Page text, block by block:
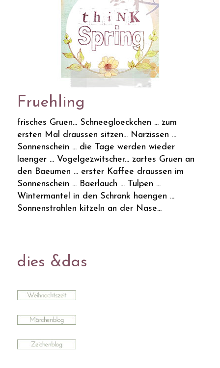
Fruehling
frisches Gruen... Schneegloeckchen ... zum
ersten Mal draussen sitzen... Narzissen ...
Sonnenschein ... die Tage werden wieder
laenger ... Vogelgezwitscher... zartes Gruen an
den Baeumen ... erster Kaffee draussen im
Sonnenschein ... Baerlauch ... Tulpen ...
Wintermantel in den Schrank haengen ...
Sonnenstrahlen kitzeln an der Nase...
dies &das